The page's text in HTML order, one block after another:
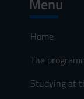
Home
The
Studying at